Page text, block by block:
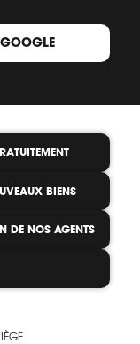
BIENS
DE NOS AGENTS